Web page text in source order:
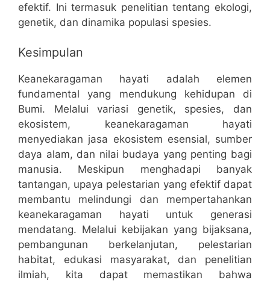
efektif. Ini termasuk penelitian tentang ekologi,
genetik, dan dinamika populasi spesies.
Kesimpulan
Keanekaragaman hayati adalah elemen
fundamental yang mendukung kehidupan di
Bumi. Melalui variasi genetik, spesies, dan
ekosistem, keanekaragaman hayati
menyediakan jasa ekosistem esensial, sumber
daya alam, dan nilai budaya yang penting bagi
manusia. Meskipun menghadapi banyak
tantangan, upaya pelestarian yang efektif dapat
membantu melindungi dan mempertahankan
keanekaragaman hayati untuk generasi
mendatang. Melalui kebijakan yang bijaksana,
pembangunan berkelanjutan, pelestarian
habitat, edukasi masyarakat, dan penelitian
ilmiah, kita dapat memastikan bahwa